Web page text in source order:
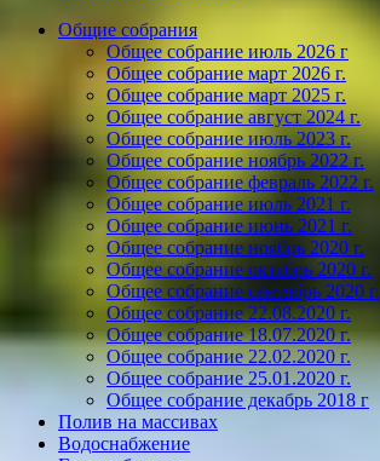
Общие собрания
Общее собрание июль 2026 г
Общее собрание март 2026 г.
Общее собрание март 2025 г.
Общее собрание август 2024 г.
Общее собрание июль 2023 г.
Общее собрание ноябрь 2022 г.
Общее собрание февраль 2022 г.
Общее собрание июль 2021 г.
Общее собрание июнь 2021 г.
Общее собрание ноябрь 2020 г.
Общее собрание октябрь 2020 г.
Общее собрание сентябрь 2020 г.
Общее собрание 22.08.2020 г.
Общее собрание 18.07.2020 г.
Общее собрание 22.02.2020 г.
Общее собрание 25.01.2020 г.
Общее собрание декабрь 2018 г
Полив на массивах
Водоснабжение